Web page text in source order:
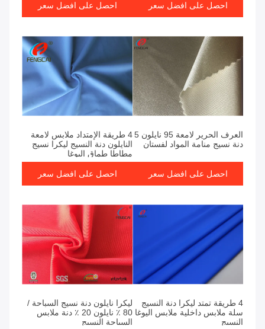
احصل على افضل سعر احصل على افضل سعر
العرف الحرير لامعة 95 نايلون 5
دنة نسيج منامة المواد لفستان
احصل على افضل سعر
4 طريقة الإمتداد ملابس لامعة
النايلون دنة النسيج ليكرا نسيج
مطاطا طماق اليوغا
احصل على افضل سعر
4 طريقة تمتد ليكرا دنة النسيج
سلة ملابس داخلية ملابس اليوغا
النسيج
ليكرا نايلون دنة نسيج السباحة /
80 ٪ نايلون 20 ٪ دنة ملابس
السباحة النسيج